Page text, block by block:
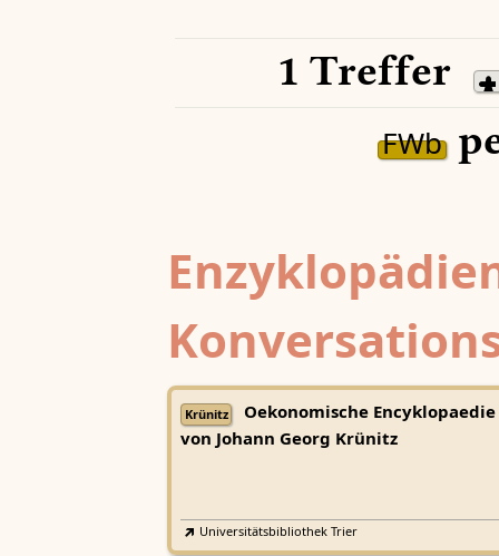
1 Treffer
FWb
Krünitz
Oekonomische Encyklopaedie
von Johann Georg Krünitz
Universitätsbibliothek Trier